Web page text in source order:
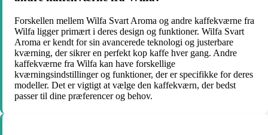
Forskellen mellem Wilfa Svart Aroma og andre kaffekværne fra
Wilfa ligger primært i deres design og funktioner. Wilfa Svart
Aroma er kendt for sin avancerede teknologi og justerbare
kværning, der sikrer en perfekt kop kaffe hver gang. Andre
kaffekværne fra Wilfa kan have forskellige
kværningsindstillinger og funktioner, der er specifikke for deres
modeller. Det er vigtigt at vælge den kaffekværn, der bedst
passer til dine præferencer og behov.